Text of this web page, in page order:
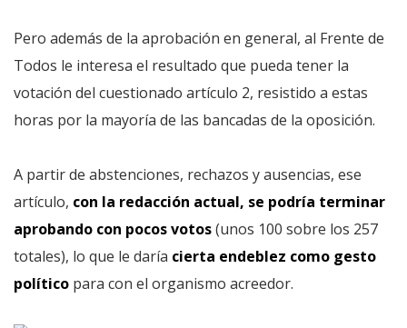
Pero además de la aprobación en general, al Frente de
Todos le interesa el resultado que pueda tener la
votación del cuestionado artículo 2, resistido a estas
horas por la mayoría de las bancadas de la oposición.
A partir de abstenciones, rechazos y ausencias, ese
artículo, con la redacción actual, se podría terminar
aprobando con pocos votos(unos 100 sobre los 257
totales), lo que le daría cierta endeblez como gesto
político para con el organismo acreedor.